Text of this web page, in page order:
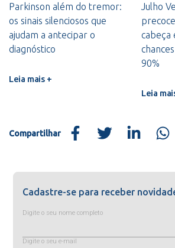
Parkinson além do tremor:
os sinais silenciosos que
ajudam a antecipar o
diagnóstico
Leia mais +
Julho
cabeça
90%
Leia
Compartilhar
Cadastre-se para receber
Digite o seu nome completo
Digite o seu e-mail